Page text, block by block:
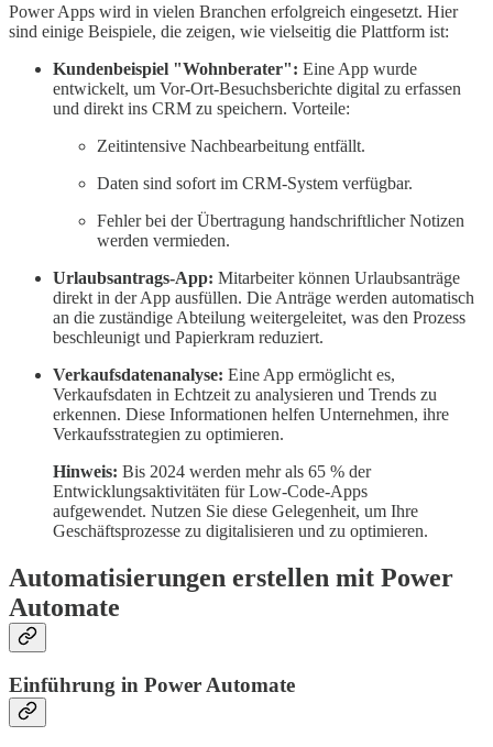
Power Apps wird in vielen Branchen erfolgreich eingesetzt. Hier
sind einige Beispiele, die zeigen, wie vielseitig die Plattform ist:
Kundenbeispiel "Wohnberater": Eine App wurde
entwickelt, um Vor-Ort-Besuchsberichte digital zu erfassen
und direkt ins CRM zu speichern. Vorteile:
Zeitintensive Nachbearbeitung entfällt.
Daten sind sofort im CRM-System verfügbar.
Fehler bei der Übertragung handschriftlicher Notizen
werden vermieden.
Urlaubsantrags-App: Mitarbeiter können Urlaubsanträge
direkt in der App ausfüllen. Die Anträge werden automatisch
an die zuständige Abteilung weitergeleitet, was den Prozess
beschleunigt und Papierkram reduziert.
Verkaufsdatenanalyse: Eine App ermöglicht es,
Verkaufsdaten in Echtzeit zu analysieren und Trends zu
erkennen. Diese Informationen helfen Unternehmen, ihre
Verkaufsstrategien zu optimieren.
Hinweis: Bis 2024 werden mehr als 65 % der
Entwicklungsaktivitäten für Low-Code-Apps
aufgewendet. Nutzen Sie diese Gelegenheit, um Ihre
Geschäftsprozesse zu digitalisieren und zu optimieren.
Automatisierungen erstellen mit Power
Automate
Einführung in Power Automate